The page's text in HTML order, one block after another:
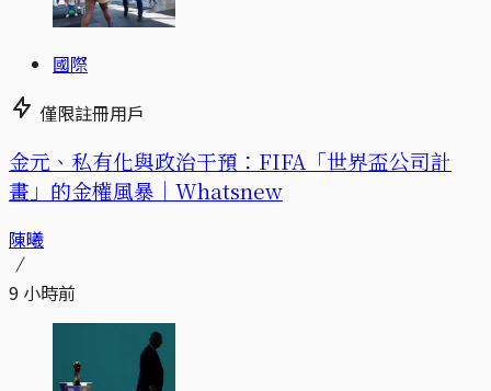
國際
僅限註冊用戶
金元、私有化與政治干預：FIFA「世界盃公司計
畫」的金權風暴｜Whatsnew
陳曦
9 小時前